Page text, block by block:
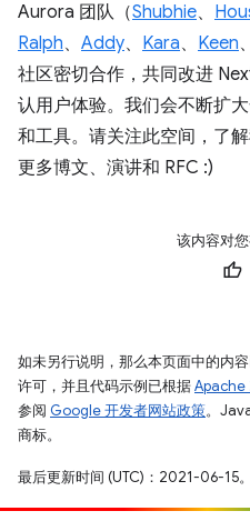
Aurora 团队（Shubhie、
Ralph、 Addy、 Kara、 Keen、
社区密切合作，共同改进
认用户体验。我们会不断扩
和工具。请关注此空间，了
更多博文、演讲和 RFC :)
该内容对
如未另行说明，那么本页面中的内
许可，并且代码示例已根据Apache
参阅 Google 开发者网站政策。
商标。
最后更新时间 (UTC)：2021-06-15。